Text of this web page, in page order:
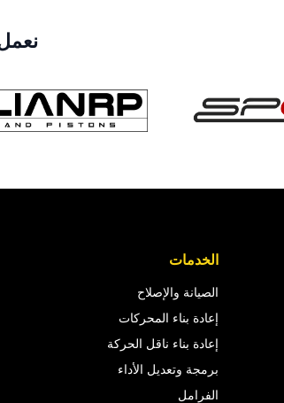
الخدمات
الصيانة والإصلاح
إعادة بناء المحركات
إعادة بناء ناقل الحركة
برمجة وتعديل الأداء
الفرامل